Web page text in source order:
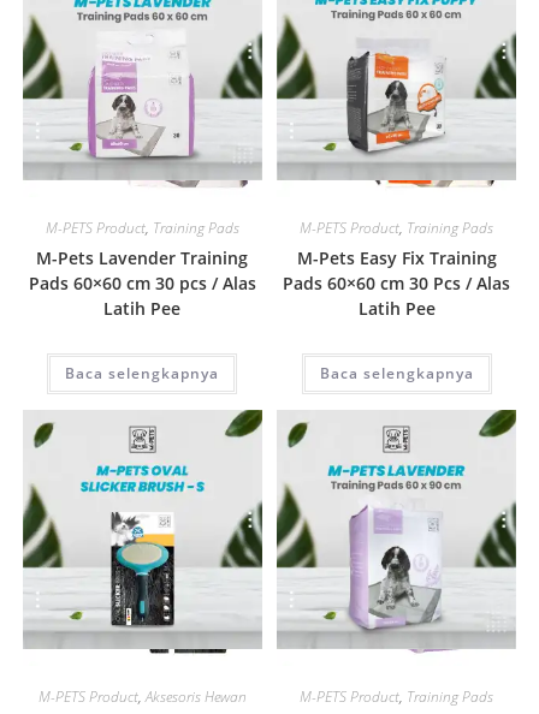
Quick View
M-PETS Product, Training Pads
M-Pets Lavender Training
Pads 60×60 cm 30 pcs / Alas
Latih Pee
Baca selengkapnya
Quick View
M-PETS Product, Training Pads
M-Pets Easy Fix Training
Pads 60×60 cm 30 Pcs / Alas
Latih Pee
Baca selengkapnya
Quick View
M-PETS Product,Aksesoris Hewan
Quick View
M-PETS Product, Training Pads